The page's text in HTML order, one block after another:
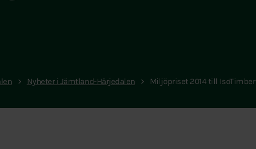
Nyheter i Jämtland-Härjedalen Miljöpriset 2014 till IsoTimber